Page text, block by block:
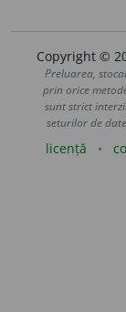
Copyright ©
Preluarea,
prin orice
sunt strict
seturilor de
licență